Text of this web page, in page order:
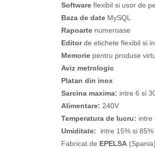
Software flexibil si usor de
Baza de date MySQL
Rapoarte numeroase
Editorde etichete flexibil si
Memorie pentru produse
Aviz metrologic
Platan din inox
Sarcina maxima: intre 6 si
Alimentare: 240V
Temperatura de lucru: intre
Umiditate: intre 15% si
Fabricat de EPELSA (Spania)